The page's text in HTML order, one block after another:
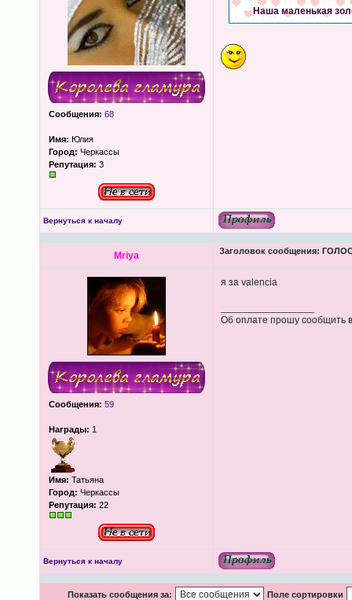
Сообщения: 68
Имя: Юлия
Город: Черкассы
Репутация: 3
Наша маленькая
Вернуться к началу
Mriya Заголовок сообщения:
Сообщения: 59
Награды: 1
Имя: Татьяна
Город: Черкассы
Репутация: 22
я за valencіа
Об оплате прошу сообщить
Вернуться к началу
Показать сообщения за: Поле сортировки